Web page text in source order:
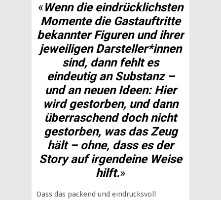
«Wenn die eindrücklichsten
Momente die Gastauftritte
bekannter Figuren und ihrer
jeweiligen Darsteller*innen
sind, dann fehlt es
eindeutig an Substanz –
und an neuen Ideen: Hier
wird gestorben, und dann
überraschend doch nicht
gestorben, was das Zeug
hält – ohne, dass es der
Story auf irgendeine Weise
hilft.»
Dass das packend und eindrucksvoll